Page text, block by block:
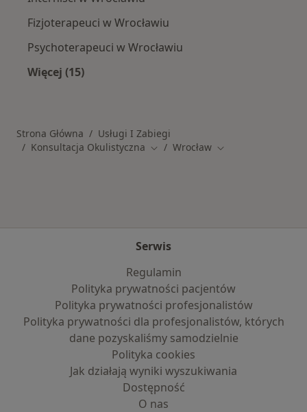
Fizjoterapeuci w Wrocławiu
Psychoterapeuci w Wrocławiu
Więcej (15)
Strona Główna
Usługi I Zabiegi
Konsultacja Okulistyczna Zmień miasto
Wrocław Zmień miasto
Serwis
Regulamin
Polityka prywatności pacjentów
Polityka prywatności profesjonalistów
Polityka prywatności dla profesjonalistów, których
dane pozyskaliśmy samodzielnie
Polityka cookies
Jak działają wyniki wyszukiwania
Dostępność
O nas